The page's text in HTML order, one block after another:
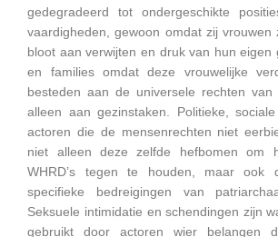
gedegradeerd tot ondergeschikte
vaardigheden, gewoon omdat zij vrouwen
bloot aan verwijten en druk van hun eigen
en families omdat deze vrouwelijke
besteden aan de universele rechten
alleen aan gezinstaken. Politieke,
actoren die de mensenrechten niet
niet alleen deze zelfde hefbomen om
WHRD’s tegen te houden, maar ook
specifieke bedreigingen van
Seksuele intimidatie en schendingen zijn
gebruikt door actoren wier belangen